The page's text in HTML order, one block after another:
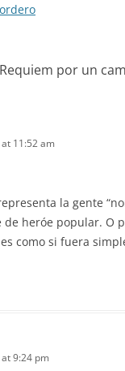
por un
11:52 am
la gente
heróe popular. O
como si fuera
9:24 pm